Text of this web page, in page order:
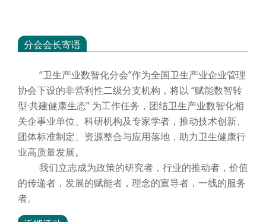
分会会长寄语
“卫生产业数智化分会”作为全国卫生产业企业管理
协会下设的非营利性二级分支机构，将以 “赋能数智转
型·共建健康生态” 为工作任务，团结卫生产业数智化相
关企事业单位、科研机构及专家学者，推动技术创新、
团体标准制定、资源整合与应用落地，助力卫生健康行
业高质量发展。
我们立志成为政策的研究者，行业的推动者，价值
的传递者，发展的赋能者，理念的宣导者，一线的服务
者。